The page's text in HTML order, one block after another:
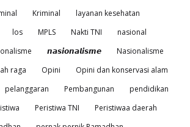
Kriminal
layanan kesehatan
los MPLS Nakti TNI
nasional
𝙣𝙖𝙨𝙞𝙤𝙣𝙖𝙡𝙞𝙨𝙢𝙚
Nasionalisme
raga Opini
Opini dan konservasi alam
pelanggaran Pembangunan
pendidikan
Peristiwa TNI
Peristiwaa daerah